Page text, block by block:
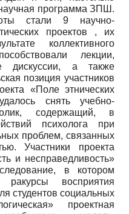
программа ЗПШ.
стали 9 научно-
проектов , их
коллективного
лекции,
дискуссии, а также
позиция участников
«Поле этнических
снять учебно-
содержащий, в
психолога при
проблем, связанных
Участники проекта
и несправедливость»
в котором
ракурсы восприятия
студентов социальных
проектная